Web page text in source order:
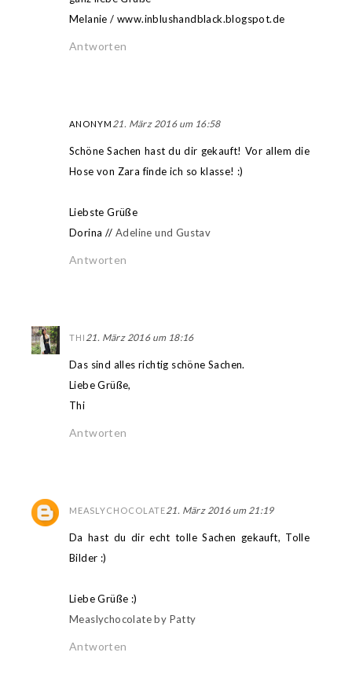
Melanie / www.inblushandblack.blogspot.de
Antworten
ANONYM 21. März 2016 um 16:58
Schöne Sachen hast du dir gekauft! Vor allem die
Hose von Zara finde ich so klasse! :)
Liebste Grüße
Dorina // Adeline und Gustav
Antworten
THI 21. März 2016 um 18:16
Das sind alles richtig schöne Sachen.
Liebe Grüße,
Thi
Antworten
MEASLYCHOCOLATE21. März 2016 um 21:19
Da hast du dir echt tolle Sachen gekauft, Tolle
Bilder :)
Liebe Grüße :)
Measlychocolate by Patty
Antworten